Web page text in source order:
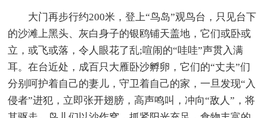
大门再步行约200米，登上“鸟岛”观鸟台，只见台下
的沙滩上黑头、灰白身子的银鸥铺天盖地，它们或卧或
立，或飞或落，令人眼花了乱;喧闹的“哇哇”声贯入满
耳。在台近处，成百只大雁卧沙孵卵，它们的“丈夫”们
分别呵护着自己的妻儿，守卫着自己的家，一旦发现“入
侵者”进犯，立即张开翅膀，高声鸣叫，冲向“敌人”，将